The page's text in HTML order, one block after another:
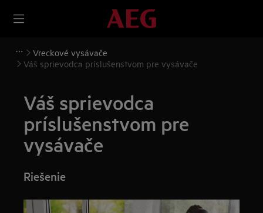
Vreckové vysávače
Váš sprievodca príslušenstvom pre vysávače
Váš sprievodca
príslušenstvom pre
vysávače
Riešenie